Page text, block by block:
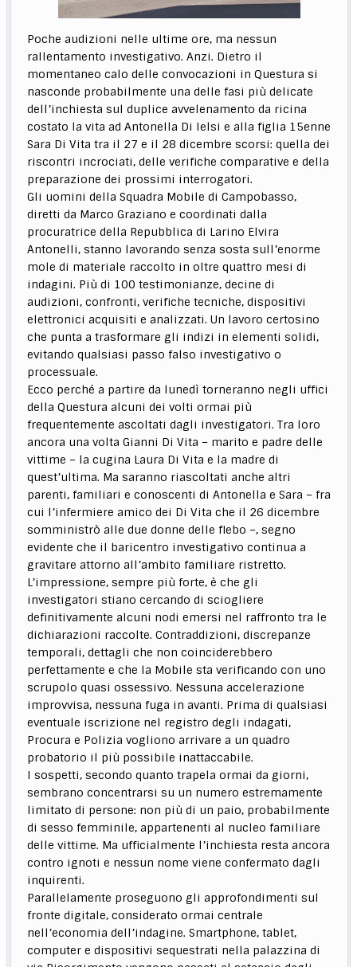
Poche audizioni nelle ultime ore, ma nessun
rallentamento investigativo. Anzi. Dietro il
momentaneo calo delle convocazioni in Questura si
nasconde probabilmente una delle fasi più delicate
dell’inchiesta sul duplice avvelenamento da ricina
costato la vita ad Antonella Di Ielsi e alla figlia 15enne
Sara Di Vita tra il 27 e il 28 dicembre scorsi: quella dei
riscontri incrociati, delle verifiche comparative e della
preparazione dei prossimi interrogatori.
Gli uomini della Squadra Mobile di Campobasso,
diretti da Marco Graziano e coordinati dalla
procuratrice della Repubblica di Larino Elvira
Antonelli, stanno lavorando senza sosta sull’enorme
mole di materiale raccolto in oltre quattro mesi di
indagini. Più di 100 testimonianze, decine di
audizioni, confronti, verifiche tecniche, dispositivi
elettronici acquisiti e analizzati. Un lavoro certosino
che punta a trasformare gli indizi in elementi solidi,
evitando qualsiasi passo falso investigativo o
processuale.
Ecco perché a partire da lunedì torneranno negli uffici
della Questura alcuni dei volti ormai più
frequentemente ascoltati dagli investigatori. Tra loro
ancora una volta Gianni Di Vita – marito e padre delle
vittime – la cugina Laura Di Vita e la madre di
quest’ultima. Ma saranno riascoltati anche altri
parenti, familiari e conoscenti di Antonella e Sara – fra
cui l’infermiere amico dei Di Vita che il 26 dicembre
somministrò alle due donne delle flebo –, segno
evidente che il baricentro investigativo continua a
gravitare attorno all’ambito familiare ristretto.
L’impressione, sempre più forte, è che gli
investigatori stiano cercando di sciogliere
definitivamente alcuni nodi emersi nel raffronto tra le
dichiarazioni raccolte. Contraddizioni, discrepanze
temporali, dettagli che non coinciderebbero
perfettamente e che la Mobile sta verificando con uno
scrupolo quasi ossessivo. Nessuna accelerazione
improvvisa, nessuna fuga in avanti. Prima di qualsiasi
eventuale iscrizione nel registro degli indagati,
Procura e Polizia vogliono arrivare a un quadro
probatorio il più possibile inattaccabile.
I sospetti, secondo quanto trapela ormai da giorni,
sembrano concentrarsi su un numero estremamente
limitato di persone: non più di un paio, probabilmente
di sesso femminile, appartenenti al nucleo familiare
delle vittime. Ma ufficialmente l’inchiesta resta ancora
contro ignoti e nessun nome viene confermato dagli
inquirenti.
Parallelamente proseguono gli approfondimenti sul
fronte digitale, considerato ormai centrale
nell’economia dell’indagine. Smartphone, tablet,
computer e dispositivi sequestrati nella palazzina di